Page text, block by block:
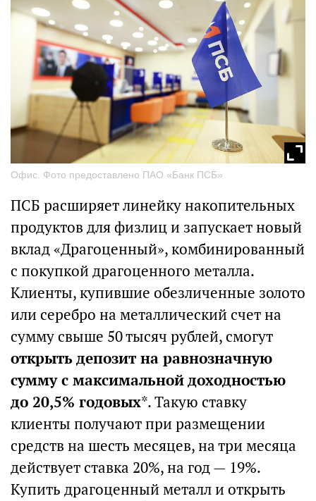
Офис. Фото предоставлено ПАО «Банк ПСБ»
ПСБ расширяет линейку накопительных
продуктов для физлиц и запускает новый
вклад «Драгоценный», комбинированный
с покупкой драгоценного металла.
Клиенты, купившие обезличенные золото
или серебро на металлический счет на
сумму свыше 50 тысяч рублей, смогут
открыть депозит на равнозначную
сумму с максимальной доходностью
до 20,5% годовых*. Такую ставку
клиенты получают при размещении
средств на шесть месяцев, на три месяца
действует ставка 20%, на год — 19%.
Купить драгоценный металл и открыть